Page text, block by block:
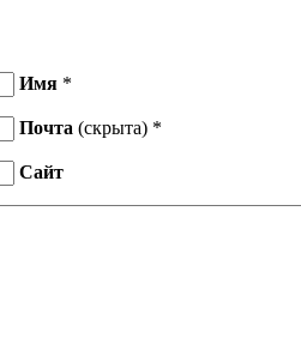
Имя *
Почта (скрыта) *
Сайт